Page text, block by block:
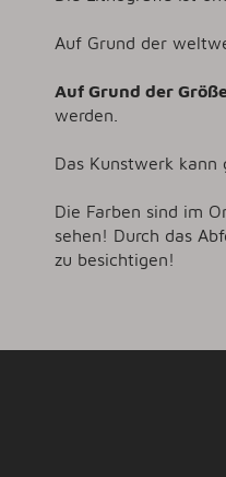
Auf Grund der
Auf Grund der
werden.
Das Kunstwerk kann
Die Farben sind im
sehen! Durch das
zu besichtigen!